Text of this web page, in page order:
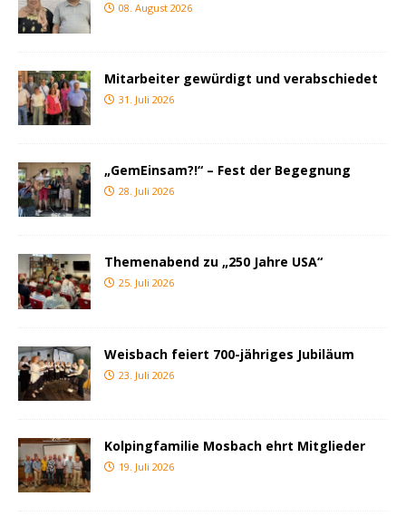
08. August 2026
Mitarbeiter gewürdigt und verabschiedet
31. Juli 2026
„GemEinsam?!“ – Fest der Begegnung
28. Juli 2026
Themenabend zu „250 Jahre USA“
25. Juli 2026
Weisbach feiert 700-jähriges Jubiläum
23. Juli 2026
Kolpingfamilie Mosbach ehrt Mitglieder
19. Juli 2026